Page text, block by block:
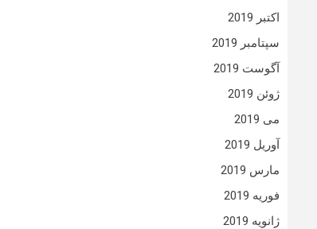
اکتبر 2019
سپتامبر 2019
آگوست 2019
ژوئن 2019
می 2019
آوریل 2019
مارس 2019
فوریه 2019
ژانویه 2019